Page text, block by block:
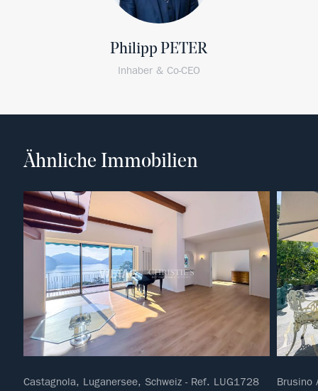
Philipp PETER
Inhaber & Co-CEO
Ähnliche Immobilien
Castagnola, Luganersee, Schweiz - Ref. LUG1728
Brusino